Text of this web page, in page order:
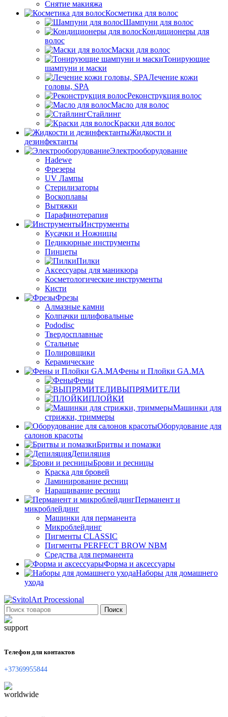
Снятие макияжа
Косметика для волос
Шампуни для волос
Кондиционеры для
волос
Маски для волос
Тонирующие
шампуни и маски
Лечение кожи
головы, SPA
Реконструкция волос
Масло для волос
Стайлинг
Краски для волос
Жидкости и
дезинфектанты
Электрооборудование
Hadewe
Фрезеры
UV Лампы
Стерилизаторы
Воскоплавы
Вытяжки
Парафинотерапия
Инструменты
Кусачки и Ножницы
Педикюрные инструменты
Пинцеты
Пилки
Аксессуары для маникюра
Косметологические инструменты
Кисти
Фрезы
Алмазные камни
Колпачки шлифовальные
Pododisc
Твердосплавные
Стальные
Полировщики
Керамические
Фены и Плойки GA.MA
Фены
ВЫПРЯМИТЕЛИ
ПЛОЙКИ
Машинки для
стрижки, триммеры
Оборудование для
салонов красоты
Бритвы и помазки
Депиляция
Брови и ресницы
Краска для бровей
Ламинирование ресниц
Наращивание ресниц
Перманент и
микроблейдинг
Машинки для перманента
Микроблейдинг
Пигменты CLASSIC
Пигменты PERFECT BROW NBM
Средства для перманента
Форма и аксессуары
Наборы для домашнего
ухода
Поиск
Телефон для контактов
+37369955844